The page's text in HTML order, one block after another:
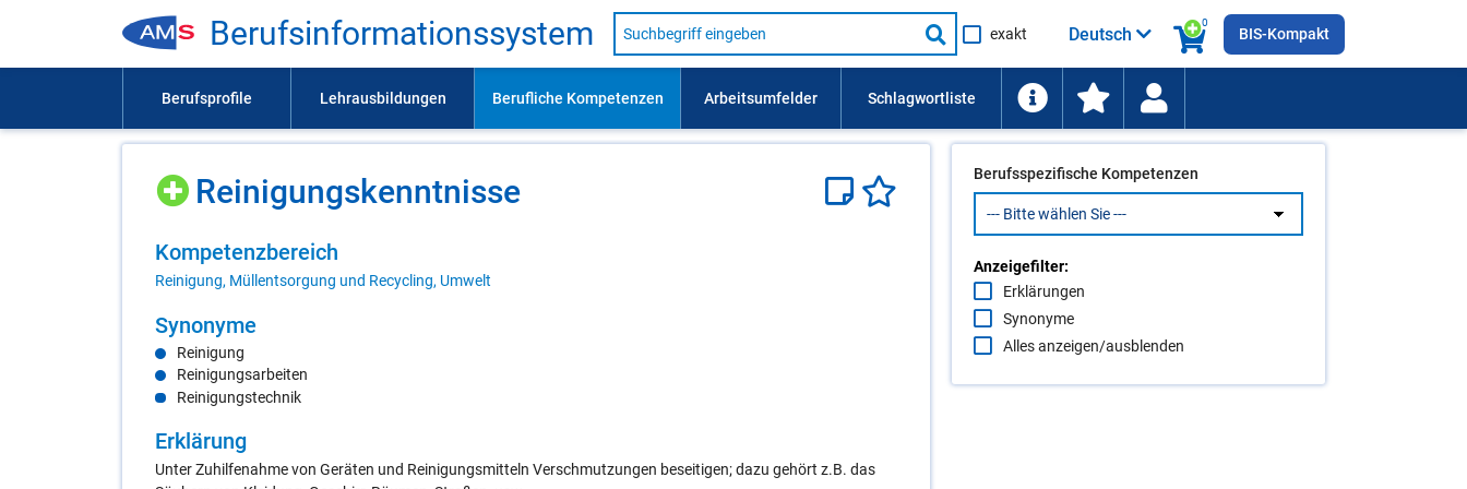
Be­rufs­in­for­ma­ti­ons­sys­tem
Suche
nach
Lehrausbildung,
usw.
Suche
starten
exakt
0
Deutsch BIS-Kompakt
Rei­ni­gungs­kennt­nis­se
Kom­pe­tenz­be­reich
Reinigung, Müllentsorgung und Recycling, Umwelt
Syn­ony­me
Reinigung
Reinigungsarbeiten
Reinigungstechnik
Er­klä­rung
Unter Zuhilfenahme von Geräten und Reinigungsmitteln Verschmutzungen beseitigen; dazu gehört z.B. das
Berufsspezifische Kompetenzen
Anzeigefilter:
Erklärungen
Synonyme
Alles anzeigen/ausblenden